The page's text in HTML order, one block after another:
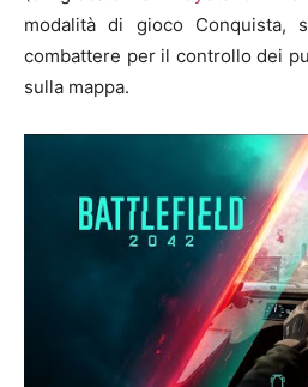
modalità di gioco Conquista,
combattere per il controllo dei
sulla mappa.